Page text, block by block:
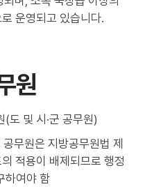
운영되고 있습니다.
원
도 및 시·군 공무원)
무원은 지방공무원법 제
적용이 배제되므로 행정
하여야 함